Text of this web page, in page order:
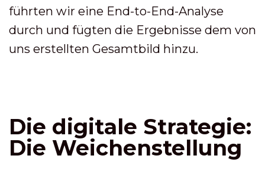
führten wir eine End-to-End-Analyse
durch und fügten die Ergebnisse dem von
uns erstellten Gesamtbild hinzu.
Die digitale Strategie:
Die Weichenstellung